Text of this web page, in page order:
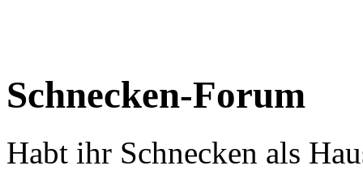
Schnecken-Forum
Habt ihr Schnecken als